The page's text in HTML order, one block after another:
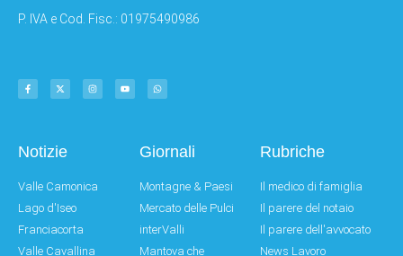
P. IVA e Cod. Fisc.: 01975490986
Notizie
Valle Camonica
Lago d'Iseo
Franciacorta
Valle Cavallina
Giornali
Montagne & Paesi
Mercato delle Pulci
interValli
Mantova che
Rubriche
Il medico di famiglia
Il parere del notaio
Il parere dell'avvocato
News Lavoro